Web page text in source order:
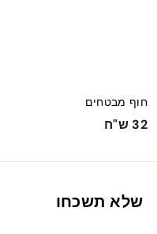
חוף מבטחים
32 ש"ח
ש
ח
שלא תשכחו